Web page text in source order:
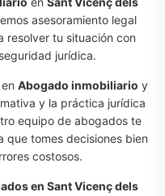
asesoramiento legal
resolver tu situación con
jurídica.
Abogado inmobiliario y
y la práctica jurídica
equipo de abogados te
que tomes decisiones bien
costosos.
en Sant Vicenç dels